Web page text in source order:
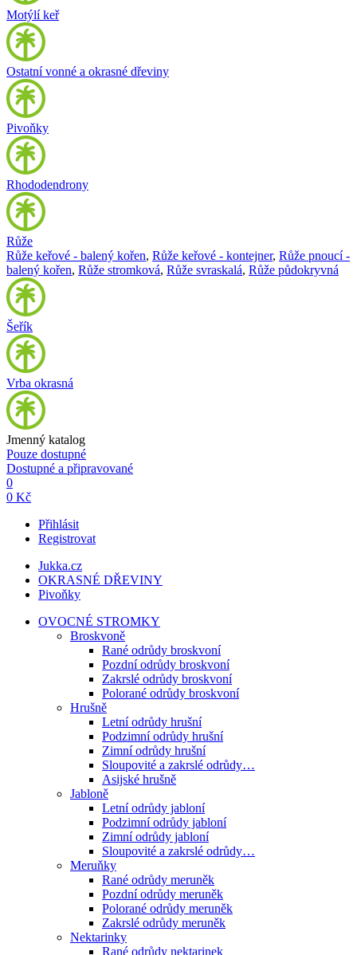
Motýlí keř
Ostatní vonné a okrasné dřeviny
Pivoňky
Rhododendrony
Růže
Růže keřové - balený kořen, Růže keřové - kontejner, Růže pnoucí -
balený kořen, Růže stromková, Růže svraskalá, Růže půdokryvná
Šeřík
Vrba okrasná
Jmenný katalog
Pouze dostupné
Dostupné a připravované
0
0 Kč
Přihlásit
Registrovat
Jukka.cz
OKRASNÉ DŘEVINY
Pivoňky
OVOCNÉ STROMKY
Broskvoně
Rané odrůdy broskvoní
Pozdní odrůdy broskvoní
Zakrslé odrůdy broskvoní
Polorané odrůdy broskvoní
Hrušně
Letní odrůdy hrušní
Podzimní odrůdy hrušní
Zimní odrůdy hrušní
Sloupovité a zakrslé odrůdy…
Asijské hrušně
Jabloně
Letní odrůdy jabloní
Podzimní odrůdy jabloní
Zimní odrůdy jabloní
Sloupovité a zakrslé odrůdy…
Meruňky
Rané odrůdy meruněk
Pozdní odrůdy meruněk
Polorané odrůdy meruněk
Zakrslé odrůdy meruněk
Nektarinky
Rané odrůdy nektarinek